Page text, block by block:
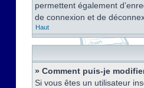
permettent également
de connexion et de
Haut
» Comment puis-je
Si vous êtes un utilisateur